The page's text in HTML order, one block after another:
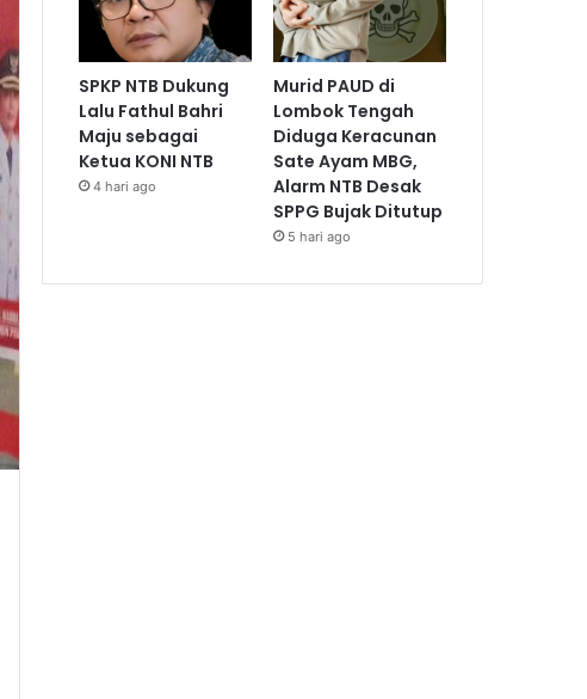
SPKP NTB Dukung
Lalu Fathul Bahri
Maju sebagai
Ketua KONI NTB
4 hari ago
Murid PAUD di
Lombok Tengah
Diduga Keracunan
Sate Ayam MBG,
Alarm NTB Desak
SPPG Bujak Ditutup
5 hari ago